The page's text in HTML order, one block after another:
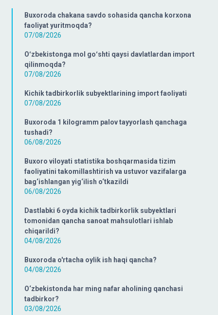
Buxoroda chakana savdo sohasida qancha korxona
faoliyat yuritmoqda?
07/08/2026
Oʻzbekistonga mol goʻshti qaysi davlatlardan import
qilinmoqda?
07/08/2026
Kichik tadbirkorlik subyektlarining import faoliyati
07/08/2026
Buxoroda 1 kilogramm palov tayyorlash qanchaga
tushadi?
06/08/2026
Buxoro viloyati statistika boshqarmasida tizim
faoliyatini takomillashtirish va ustuvor vazifalarga
bag‘ishlangan yig‘ilish o‘tkazildi
06/08/2026
Dastlabki 6 oyda kichik tadbirkorlik subyektlari
tomonidan qancha sanoat mahsulotlari ishlab
chiqarildi?
04/08/2026
Buxoroda o'rtacha oylik ish haqi qancha?
04/08/2026
O‘zbekistonda har ming nafar aholining qanchasi
tadbirkor?
03/08/2026